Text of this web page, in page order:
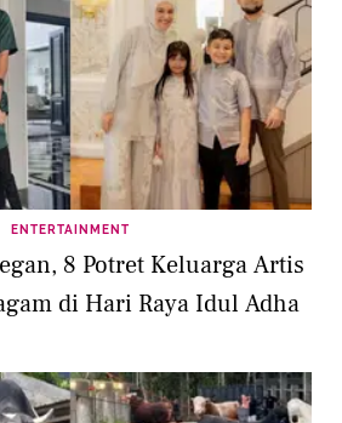
ENTERTAINMENT
8 Potret Keluarga Artis
di Hari Raya Idul Adha